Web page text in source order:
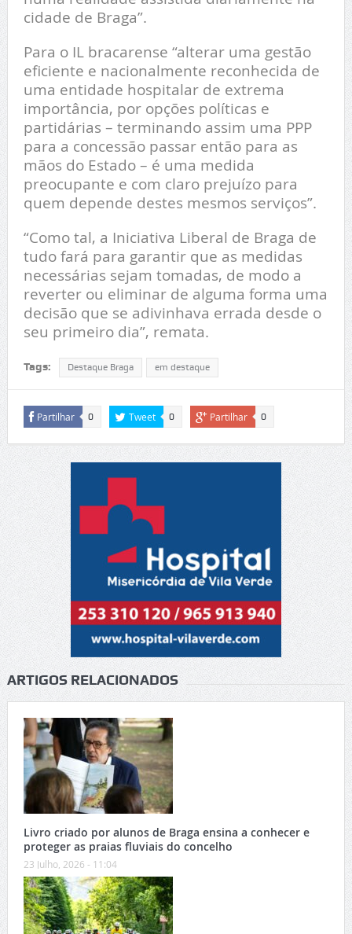
cidade de Braga”.
Para o IL bracarense “alterar uma gestão
eficiente e nacionalmente reconhecida de
uma entidade hospitalar de extrema
importância, por opções políticas e
partidárias – terminando assim uma PPP
para a concessão passar então para as
mãos do Estado – é uma medida
preocupante e com claro prejuízo para
quem depende destes mesmos serviços”.
“Como tal, a Iniciativa Liberal de Braga de
tudo fará para garantir que as medidas
necessárias sejam tomadas, de modo a
reverter ou eliminar de alguma forma uma
decisão que se adivinhava errada desde o
seu primeiro dia”, remata.
Tags: Destaque Braga em destaque
Partilhar 0 Tweet 0 Partilhar 0
ARTIGOS RELACIONADOS
Livro criado por alunos de Braga ensina a conhecer e
proteger as praias fluviais do concelho
23 Julho, 2026 - 11:04